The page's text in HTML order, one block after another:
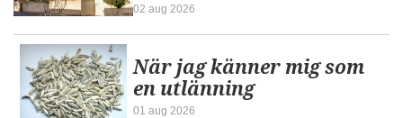
02 aug 2026
När jag känner mig som
en utlänning
01 aug 2026